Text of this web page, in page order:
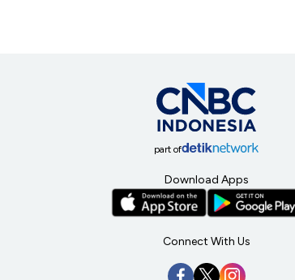
part of
Download Apps
Connect With Us